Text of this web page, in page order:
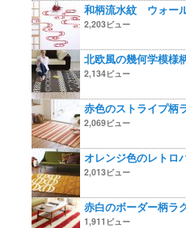
和柄流水紋 ウォー
2,203ビュー
北欧風の幾何学模様
2,134ビュー
赤色のストライプ柄
2,069ビュー
オレンジ色のレトロ
2,013ビュー
赤白のボーダー柄ラ
1,911ビュー